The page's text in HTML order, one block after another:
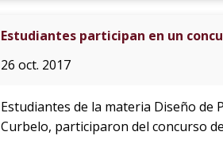
Estudiantes participan en un
26 oct. 2017
Estudiantes de la materia Diseño de
Curbelo, participaron del concurso